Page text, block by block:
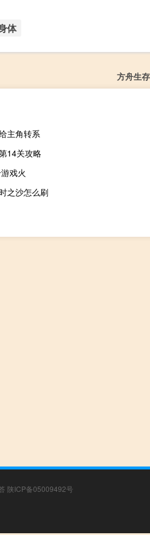
体
方舟生
主角转系
14关攻略
戏火
之沙怎么刷
陕ICP备05009492号